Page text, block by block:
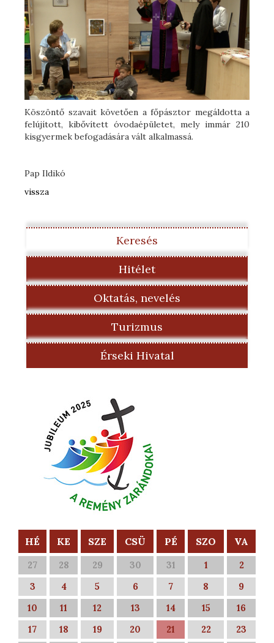
Köszöntő szavait követően a főpásztor megáldotta a
felújított, kibővített óvodaépületet, mely immár 210
kisgyermek befogadására vált alkalmassá.
Pap Ildikó
vissza
Keresés
Hitélet
Oktatás, nevelés
Turizmus
Érseki Hivatal
HÉ KE SZE CSÜ PÉ SZO VA
27 28 29 30 31 1
2
3
4 5 6 7 8
9
10
11 12 13 14 15
16
17
18 19 20 21 22
23